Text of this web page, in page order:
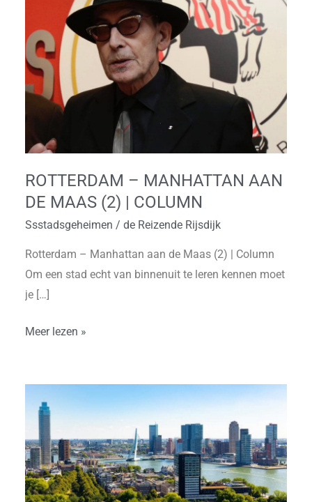
ROTTERDAM – MANHATTAN AAN
DE MAAS (2) | COLUMN
Ssstadsgeheimen / de Reizende Rijsdijk
Rotterdam – Manhattan aan de Maas (2) | Column
Om een stad echt van binnenuit te leren kennen moet
je […]
Manhattan
aan
de
Maas
Column
Meer lezen »
Manhattan
aan
de
Maas